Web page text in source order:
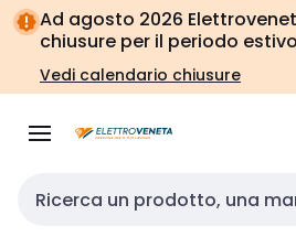
Vai alla
navigazione
Vai
alla
pagina
Ad agosto 2026
chiusure per il periodo
Vedi calendario chiusure
Cerca input